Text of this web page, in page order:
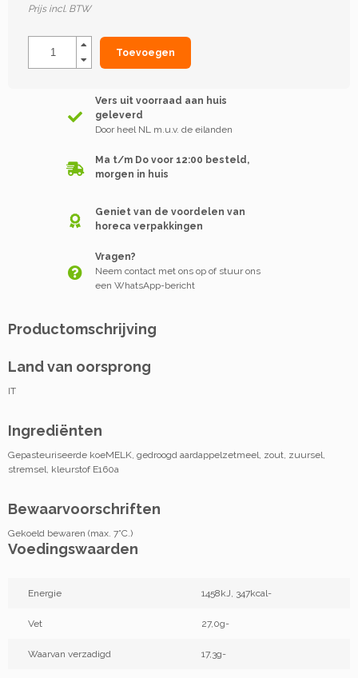
Prijs incl. BTW
Toevoegen
Vers uit voorraad aan huis
geleverd
Door heel NL m.u.v. de eilanden
Ma t/m Do voor 12:00 besteld,
morgen in huis
Geniet van de voordelen van
horeca verpakkingen
Vragen?
Neem contact met ons op of stuur ons
een WhatsApp-bericht
Productomschrijving
Land van oorsprong
IT
Ingrediënten
Gepasteuriseerde koeMELK, gedroogd aardappelzetmeel, zout, zuursel,
stremsel, kleurstof E160a
Bewaarvoorschriften
Gekoeld bewaren (max. 7°C.)
Voedingswaarden
Energie 1458kJ, 347kcal-
Vet 27,0g-
Waarvan verzadigd 17,3g-